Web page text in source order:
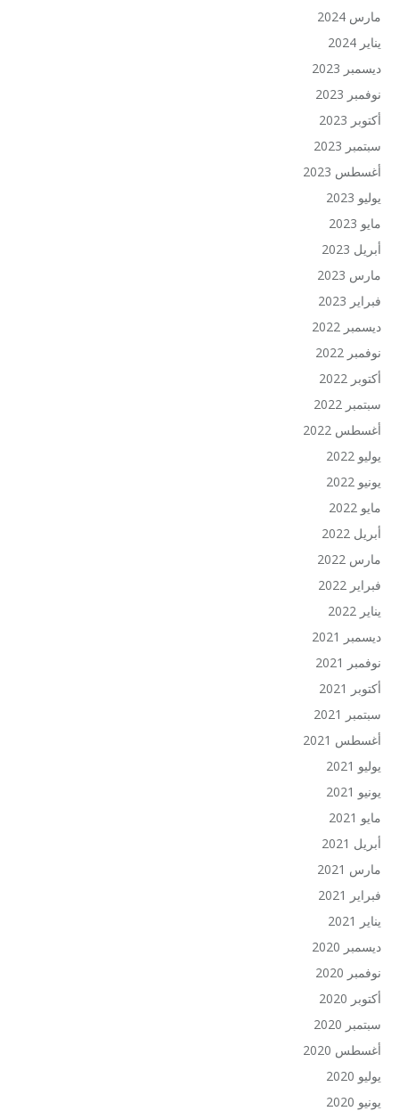
مارس 2024
يناير 2024
ديسمبر 2023
نوفمبر 2023
أكتوبر 2023
سبتمبر 2023
أغسطس 2023
يوليو 2023
مايو 2023
أبريل 2023
مارس 2023
فبراير 2023
ديسمبر 2022
نوفمبر 2022
أكتوبر 2022
سبتمبر 2022
أغسطس 2022
يوليو 2022
يونيو 2022
مايو 2022
أبريل 2022
مارس 2022
فبراير 2022
يناير 2022
ديسمبر 2021
نوفمبر 2021
أكتوبر 2021
سبتمبر 2021
أغسطس 2021
يوليو 2021
يونيو 2021
مايو 2021
أبريل 2021
مارس 2021
فبراير 2021
يناير 2021
ديسمبر 2020
نوفمبر 2020
أكتوبر 2020
سبتمبر 2020
أغسطس 2020
يوليو 2020
يونيو 2020